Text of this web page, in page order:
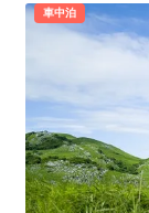
車中泊